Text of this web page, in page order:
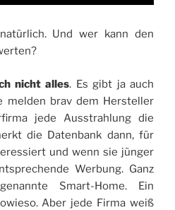
Und wer kann den
nicht alles. Es gibt ja auch
melden brav dem Hersteller
jede Ausstrahlung die
die Datenbank dann, für
und wenn sie jünger
Werbung. Ganz
Smart-Home. Ein
Aber jede Firma weiß